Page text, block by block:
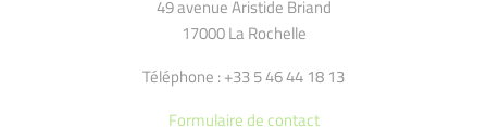
49 avenue Aristide Briand
17000 La Rochelle
Téléphone : +33 5 46 44 18 13
Formulaire de contact